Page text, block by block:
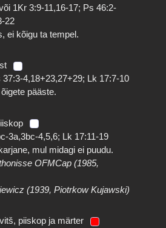
1Kr 3:9-11,16-17; Ps 46:2-
22
ei kõigu ta tempel.
37:3-4,18+23,27+29; Lk 17:7-10
pääste.
3a,3bc-4,5,6; Lk 17:11-19
mul midagi ei puudu.
OFMCap (1985,
(1939, Piotrkow Kujawski)
piiskop ja märter